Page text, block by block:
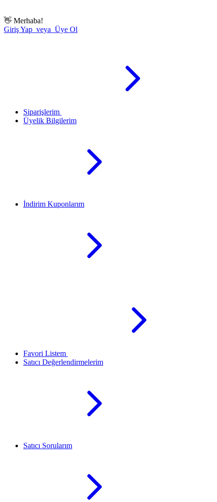
👋 Merhaba!
Giriş Yap veya Üye Ol
Siparişlerim
Üyelik Bilgilerim
İndirim Kuponlarım
Favori Listem
Satıcı Değerlendirmelerim
Satıcı Sorularım